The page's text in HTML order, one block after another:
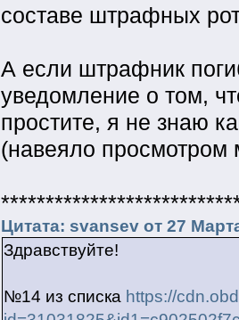
составе штрафных
А если штрафник
уведомление о том,
простите, я не знаю
(навеяло просмотром
Цитата: svansev от 27
Здравствуйте!
№14 из списка https://